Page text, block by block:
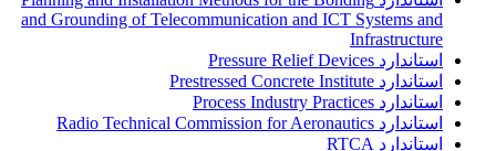
and Grounding of Telecommunication and ICT Systems and
Infrastructure
استاندارد Pressure Relief Devices
استاندارد Prestressed Concrete Institute
استاندارد Process Industry Practices
استاندارد Radio Technical Commission for Aeronautics
استاندارد RTCA